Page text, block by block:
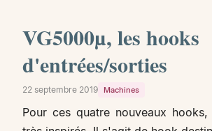
VG5000µ, les hooks
d'entrées/sorties
22 septembre 2019 Machines
Pour ces quatre nouveaux